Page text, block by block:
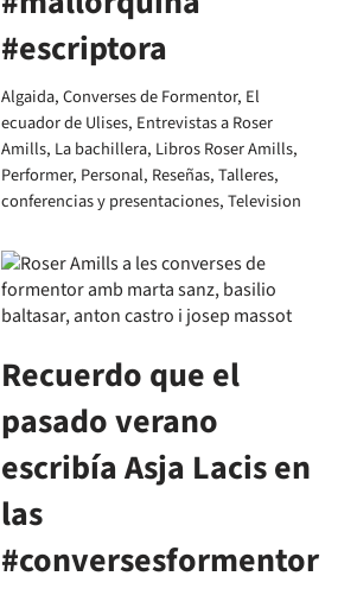
#escriptora
Algaida,Converses de Formentor, El
ecuador de Ulises, Entrevistas a Roser
Amills, La bachillera, Libros Roser Amills,
Performer, Personal, Reseñas,Talleres,
conferencias y presentaciones,Television
Recuerdo que el
pasado verano
escribía Asja Lacis en
las
#conversesformentor